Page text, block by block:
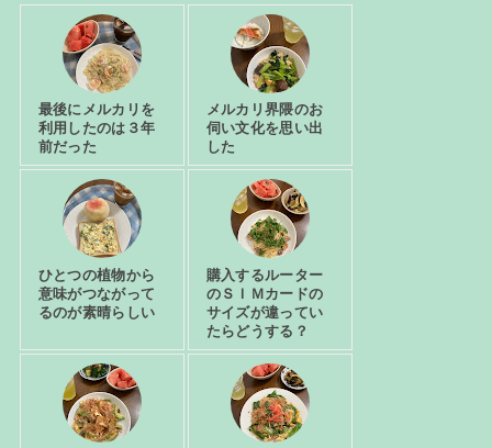
最後にメルカリを
利用したのは３年
前だった
メルカリ界隈のお
伺い文化を思い出
した
ひとつの植物から
意味がつながって
るのが素晴らしい
購入するルーター
のＳＩＭカードの
サイズが違ってい
たらどうする？